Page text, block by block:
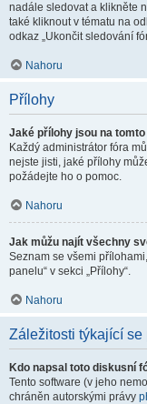
nadále sledovat a klikněte
také kliknout v tématu na
odkaz „Ukončit sledování
Nahoru
Přílohy
Jaké přílohy jsou na
Každý administrátor fóra
nejste jisti, jaké přílohy
požádejte ho o pomoc.
Nahoru
Jak můžu najít všechny
Seznam se všemi
panelu“ v sekci „Přílohy“.
Nahoru
Záležitosti týkající se
Kdo napsal toto diskusní
Tento software (v jeho
chráněn autorskými právy